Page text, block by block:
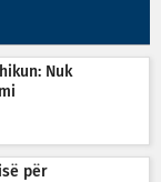
Nuk
për